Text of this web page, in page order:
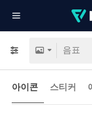
아이콘 스티커